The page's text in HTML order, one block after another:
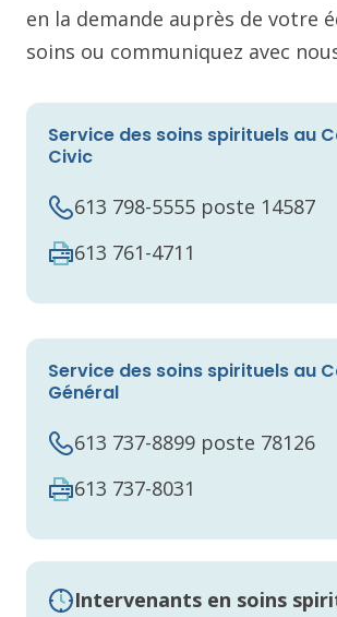
en la demande auprès de votre
soins ou communiquez avec
Service des soins spirituels au
Civic
613 798-5555 poste 14587
613 761-4711​
Service des soins spirituels au
Général
613 737-8899 poste 78126
613 737-8031
Intervenants en soins